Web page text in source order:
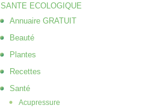
SANTE ECOLOGIQUE
Annuaire GRATUIT
Beauté
Plantes
Recettes
Santé
Acupressure